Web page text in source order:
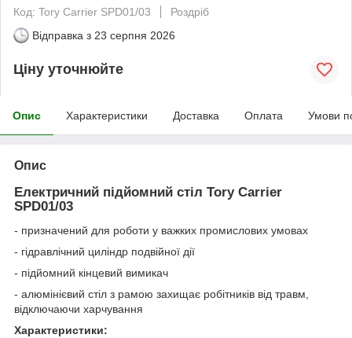
Код: Tory Carrier SPD01/03
Роздріб
Відправка з 23 серпня 2026
Ціну уточнюйте
Опис Характеристики Доставка Оплата Умови
Опис
Електричний підйомний стіл Tory Carrier
SPD01/03
- призначений для роботи у важких промислових умовах
- гідравлічний циліндр подвійної дії
- підйомний кінцевий вимикач
- алюмінієвий стіл з рамою захищає робітників від травм,
відключаючи харчування
Характеристики: